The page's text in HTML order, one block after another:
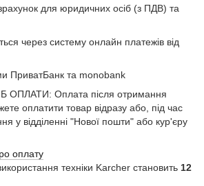
для юридичних осіб (з ПДВ) та
через систему онлайн платежів від
ПриватБанк та monobank
ОПЛАТИ: Оплата після отримання
оплатити товар відразу або, під час
у відділенні "Нової пошти" або кур'єру
оплату
техніки Karcher становить 12